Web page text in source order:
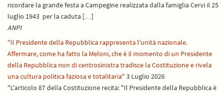
ricordare la grande festa a Campegine realizzata dalla famiglia Cervi il 25
luglio 1943 per la caduta […]
ANPI
"Il Presidente della Repubblica rappresenta l'unità nazionale.
Affermare, come ha fatto la Meloni, che è il momento di un Presidente
della Repubblica non di centrosinistra tradisce la Costituzione e rivela
una cultura politica faziosa e totalitaria" 3 Luglio 2026
"L'articolo 87 della Costituzione recita: "Il Presidente della Repubblica è